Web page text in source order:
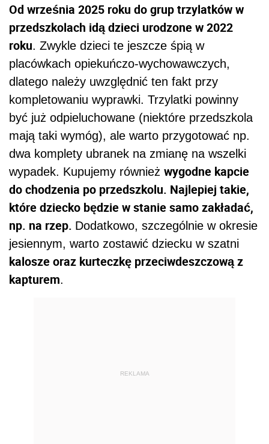
Od września 2025 roku do grup trzylatków w
przedszkolach idą dzieci urodzone w 2022
roku. Zwykle dzieci te jeszcze śpią w
placówkach opiekuńczo-wychowawczych,
dlatego należy uwzględnić ten fakt przy
kompletowaniu wyprawki. Trzylatki powinny
być już odpieluchowane (niektóre przedszkola
mają taki wymóg), ale warto przygotować np.
dwa komplety ubranek na zmianę na wszelki
wypadek. Kupujemy również wygodne kapcie
do chodzenia po przedszkolu. Najlepiej takie,
które dziecko będzie w stanie samo zakładać,
np. na rzep. Dodatkowo, szczególnie w okresie
jesiennym, warto zostawić dziecku w szatni
kalosze oraz kurteczkę przeciwdeszczową z
kapturem.
REKLAMA